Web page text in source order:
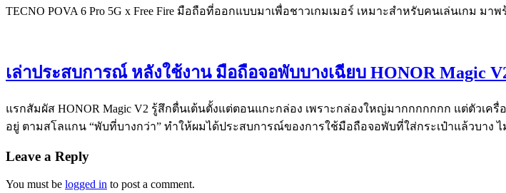
TECNO POVA 6 Pro 5G x Free Fire มือถือที่ออกแบบมาเพื่อชาวเกมเมอร์ เหมาะสำหรับคนเล่นเกม ม
เล่าประสบการณ์ หลังใช้งาน มือถือจอพับบางเฉียบ HONOR Magic
แรกสัมผัส HONOR Magic V2 รู้สึกตื่นเต้นตั้งแต่ตอนแกะกล่อง เพราะกล่องใหญ่มากกกกกกก แต่ตัวเค
อยู่ ตามสโลแกน “พับที่บางกว่า” ทำให้ผมได้ประสบการณ์ของการใช้มือถือจอพับที่ใส่กระเป๋าแล้วบาง ไ
Leave a Reply
You must be logged in to post a comment.